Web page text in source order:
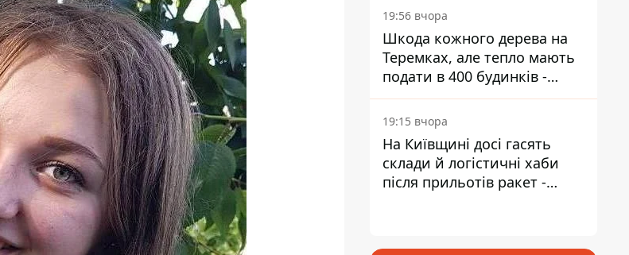
19:56 вчора
Шкода кожного дерева на
Теремках, але тепло мають
подати в 400 будинків -
депутатка Київради
19:15 вчора
На Київщині досі гасять
склади й логістичні хаби
після прильотів ракет -